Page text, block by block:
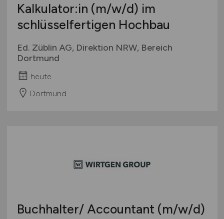
Kalkulator:in (m/w/d) im
schlüsselfertigen Hochbau
Ed. Züblin AG, Direktion NRW, Bereich
Dortmund
heute
Dortmund
Buchhalter/ Accountant (m/w/d)